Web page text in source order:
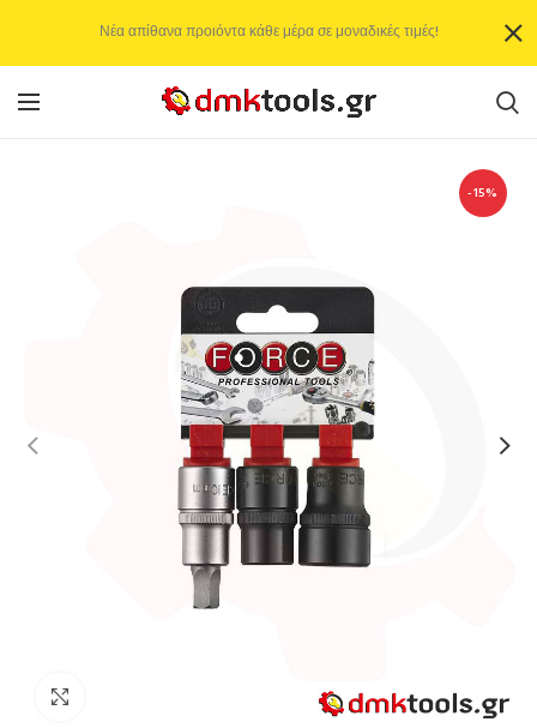
-15%
Νέα απίθανα προιόντα κάθε μέρα σε μοναδικές τιμές!